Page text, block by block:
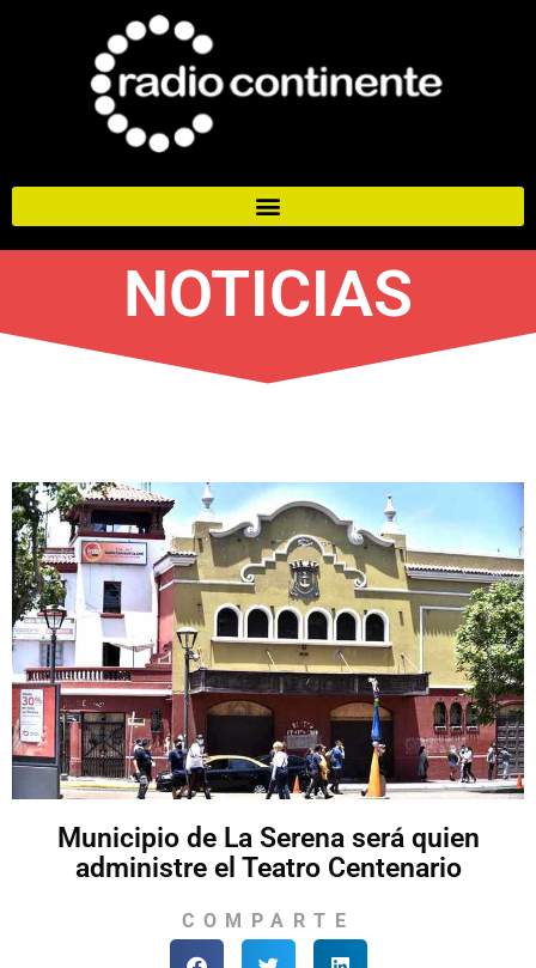
NOTICIAS
Municipio de La Serena será quien
administre el Teatro Centenario
COMPARTE